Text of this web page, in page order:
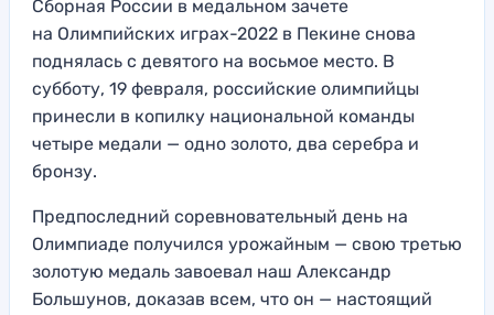
Сборная России в медальном зачете
на Олимпийских играх-2022 в Пекине снова
поднялась с девятого на восьмое место. В
субботу, 19 февраля, российские олимпийцы
принесли в копилку национальной команды
четыре медали — одно золото, два серебра и
бронзу.
Предпоследний соревновательный день на
Олимпиаде получился урожайным — свою третью
золотую медаль завоевал наш Александр
Большунов, доказав всем, что он — настоящий